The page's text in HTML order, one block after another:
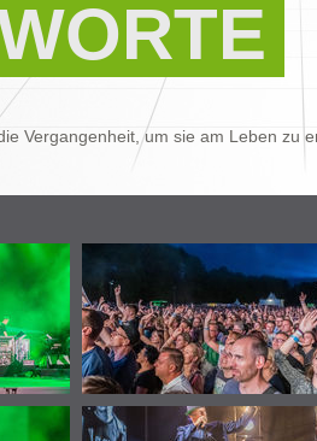
Vergangenheit, um sie am Leben